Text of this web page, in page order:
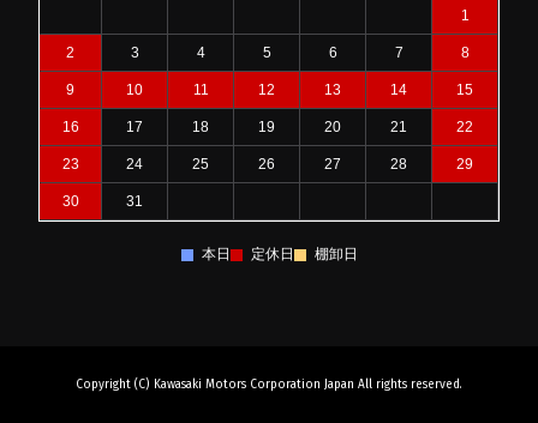
1
2 3 4 5 6 7 8
9 10 11 12 13 14 15
16 17 18 19 20 21 22
23 24 25 26 27 28 29
30 31
本日 定休日 棚卸日
Copyright (C) Kawasaki Motors Corporation Japan All rights reserved.